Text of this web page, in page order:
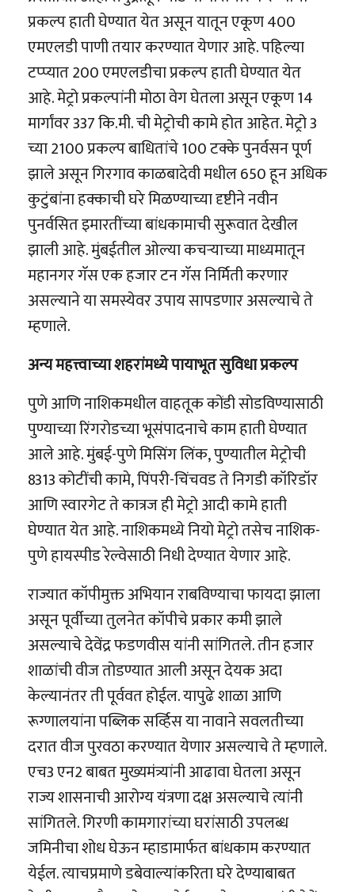
प्रकल्प हाती घेण्यात येत असून यातून एकूण 400
एमएलडी पाणी तयार करण्यात येणार आहे. पहिल्या
टप्प्यात 200 एमएलडीचा प्रकल्प हाती घेण्यात येत
आहे. मेट्रो प्रकल्पांनी मोठा वेग घेतला असून एकूण 14
मार्गांवर 337 कि.मी. ची मेट्रोची कामे होत आहेत. मेट्रो 3
च्या 2100 प्रकल्प बाधितांचे 100 टक्के पुनर्वसन पूर्ण
झाले असून गिरगाव काळबादेवी मधील 650 हून अधिक
कुटुंबांना हक्काची घरे मिळण्याच्या दृष्टीने नवीन
पुनर्वसित इमारतींच्या बांधकामाची सुरूवात देखील
झाली आहे. मुंबईतील ओल्या कचऱ्याच्या माध्यमातून
महानगर गॅस एक हजार टन गॅस निर्मिती करणार
असल्याने या समस्येवर उपाय सापडणार असल्याचे ते
म्हणाले.
अन्य महत्त्वाच्या शहरांमध्ये पायाभूत सुविधा प्रकल्प
पुणे आणि नाशिकमधील वाहतूक कोंडी सोडविण्यासाठी
पुण्याच्या रिंगरोडच्या भूसंपादनाचे काम हाती घेण्यात
आले आहे. मुंबई-पुणे मिसिंग लिंक, पुण्यातील मेट्रोची
8313 कोटींची कामे, पिंपरी-चिंचवड ते निगडी कॉरिडॉर
आणि स्वारगेट ते कात्रज ही मेट्रो आदी कामे हाती
घेण्यात येत आहे. नाशिकमध्ये नियो मेट्रो तसेच नाशिक-
पुणे हायस्पीड रेल्वेसाठी निधी देण्यात येणार आहे.
राज्यात कॉपीमुक्त अभियान राबविण्याचा फायदा झाला
असून पूर्वीच्या तुलनेत कॉपीचे प्रकार कमी झाले
असल्याचे देवेंद्र फडणवीस यांनी सांगितले. तीन हजार
शाळांची वीज तोडण्यात आली असून देयक अदा
केल्यानंतर ती पूर्ववत होईल. यापुढे शाळा आणि
रूग्णालयांना पब्लिक सर्व्हिस या नावाने सवलतीच्या
दरात वीज पुरवठा करण्यात येणार असल्याचे ते म्हणाले.
एच3 एन2 बाबत मुख्यमंत्र्यांनी आढावा घेतला असून
राज्य शासनाची आरोग्य यंत्रणा दक्ष असल्याचे त्यांनी
सांगितले. गिरणी कामगारांच्या घरांसाठी उपलब्ध
जमिनीचा शोध घेऊन म्हाडामार्फत बांधकाम करण्यात
येईल. त्याचप्रमाणे डबेवाल्यांकरिता घरे देण्याबाबत